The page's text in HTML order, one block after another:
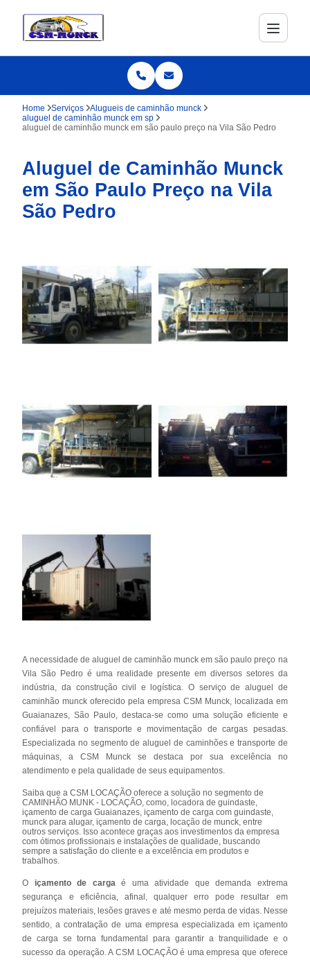
Home Serviços
Alugueis de caminhão munck
aluguel de caminhão munck em sp
aluguel de caminhão munck em são paulo preço na Vila São Pedro
Aluguel de Caminhão Munck
em São Paulo Preço na Vila
São Pedro
A necessidade de aluguel de caminhão munck em são paulo preço na
Vila São Pedro é uma realidade presente em diversos setores da
indústria, da construção civil e logística. O serviço de aluguel de
caminhão munck oferecido pela empresa CSM Munck, localizada em
Guaianazes, São Paulo, destaca-se como uma solução eficiente e
confiável para o transporte e movimentação de cargas pesadas.
Especializada no segmento de aluguel de caminhões e transporte de
máquinas, a CSM Munck se destaca por sua excelência no
atendimento e pela qualidade de seus equipamentos.
Saiba que a CSM LOCAÇÃO oferece a solução no segmento de
CAMINHÃO MUNK - LOCAÇÃO, como, locadora de guindaste,
içamento de carga Guaianazes, içamento de carga com guindaste,
munck para alugar, içamento de carga, locação de munck, entre
outros serviços. Isso acontece graças aos investimentos da empresa
com ótimos profissionais e instalações de qualidade, buscando
sempre a satisfação do cliente e a excelência em produtos e
trabalhos.
O içamento de carga é uma atividade que demanda extrema
segurança e eficiência, afinal, qualquer erro pode resultar em
prejuízos materiais, lesões graves e até mesmo perda de vidas. Nesse
sentido, a contratação de uma empresa especializada em içamento
de carga se torna fundamental para garantir a tranquilidade e o
sucesso da operação. A CSM LOCAÇÃO é uma empresa que oferece